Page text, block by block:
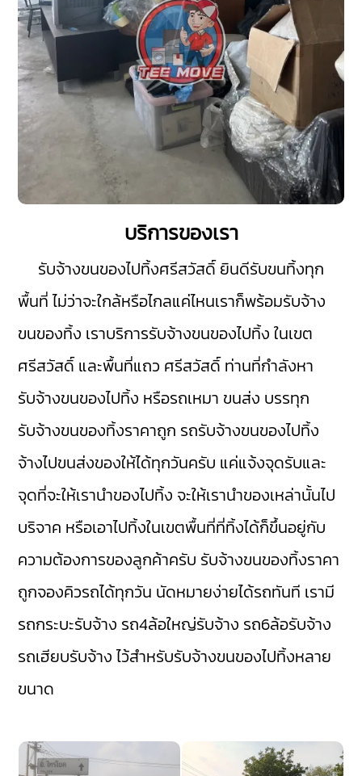
บริการของเรา
รับจ้างขนของไปทิ้งศรีสวัสดิ์ยินดีรับขนทิ้งทุก
พื้นที่ ไม่ว่าจะใกล้หรือไกลแค่ไหนเราก็พร้อมรับจ้าง
ขนของทิ้ง เราบริการรับจ้างขนของไปทิ้ง ในเขต
ศรีสวัสดิ์และพื้นที่แถว ศรีสวัสดิ์ ท่านที่กำลังหา
รับจ้างขนของไปทิ้ง หรือรถเหมา ขนส่ง บรรทุก
รับจ้างขนของทิ้งราคาถูก รถรับจ้างขนของไปทิ้ง
จ้างไปขนส่งของให้ได้ทุกวันครับ แค่แจ้งจุดรับและ
จุดที่จะให้เรานำของไปทิ้ง จะให้เรานำของเหล่านั้นไป
บริจาค หรือเอาไปทิ้งในเขตพื้นที่ที่ทิ้งได้ก็ขึ้นอยู่กับ
ความต้องการของลูกค้าครับ รับจ้างขนของทิ้งราคา
ถูกจองคิวรถได้ทุกวัน นัดหมายง่ายได้รถทันที เรามี
รถกระบะรับจ้าง รถ4ล้อใหญ่รับจ้าง รถ6ล้อรับจ้าง
รถเฮียบรับจ้างไว้สำหรับรับจ้างขนของไปทิ้งหลาย
ขนาด